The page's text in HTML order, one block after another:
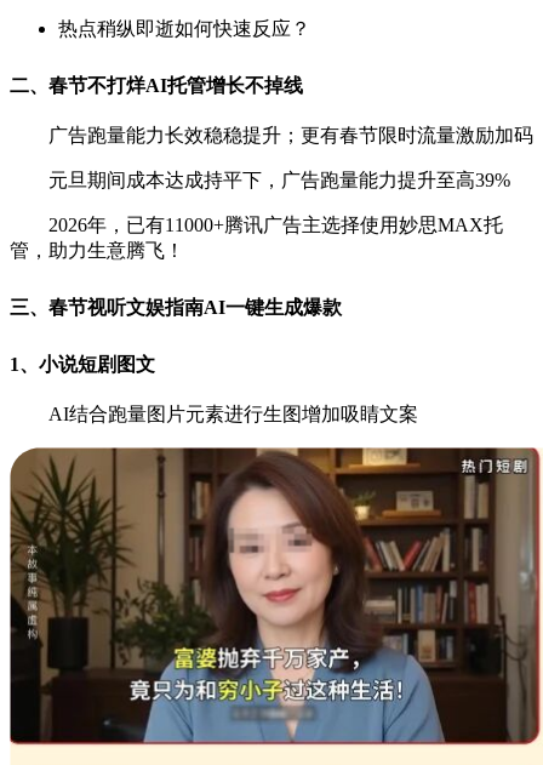
热点稍纵即逝如何快速反应？
二、春节不打烊AI托管增长不掉线
广告跑量能力长效稳稳提升；更有春节限时流量激励加码
元旦期间成本达成持平下，广告跑量能力提升至高39%
2026年，已有11000+腾讯广告主选择使用妙思MAX托
管，助力生意腾飞！
三、春节视听文娱指南AI一键生成爆款
1、小说短剧图文
AI结合跑量图片元素进行生图增加吸睛文案